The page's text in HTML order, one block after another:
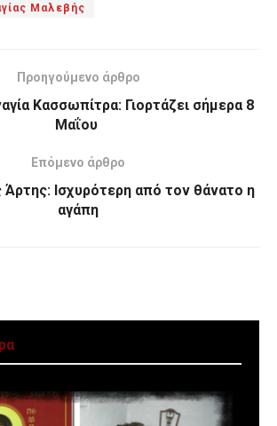
Μαλεβής
Προηγούμενο άρθρο
Κασσωπίτρα: Γιορτάζει σήμερα 8
Μαΐου
Επόμενο άρθρο
Ισχυρότερη από τον θάνατο η
αγάπη